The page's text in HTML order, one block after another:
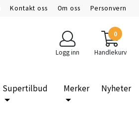
Kontakt oss Om oss Personvern
Logg inn
0
Handlekurv
Supertilbud Merker Nyheter